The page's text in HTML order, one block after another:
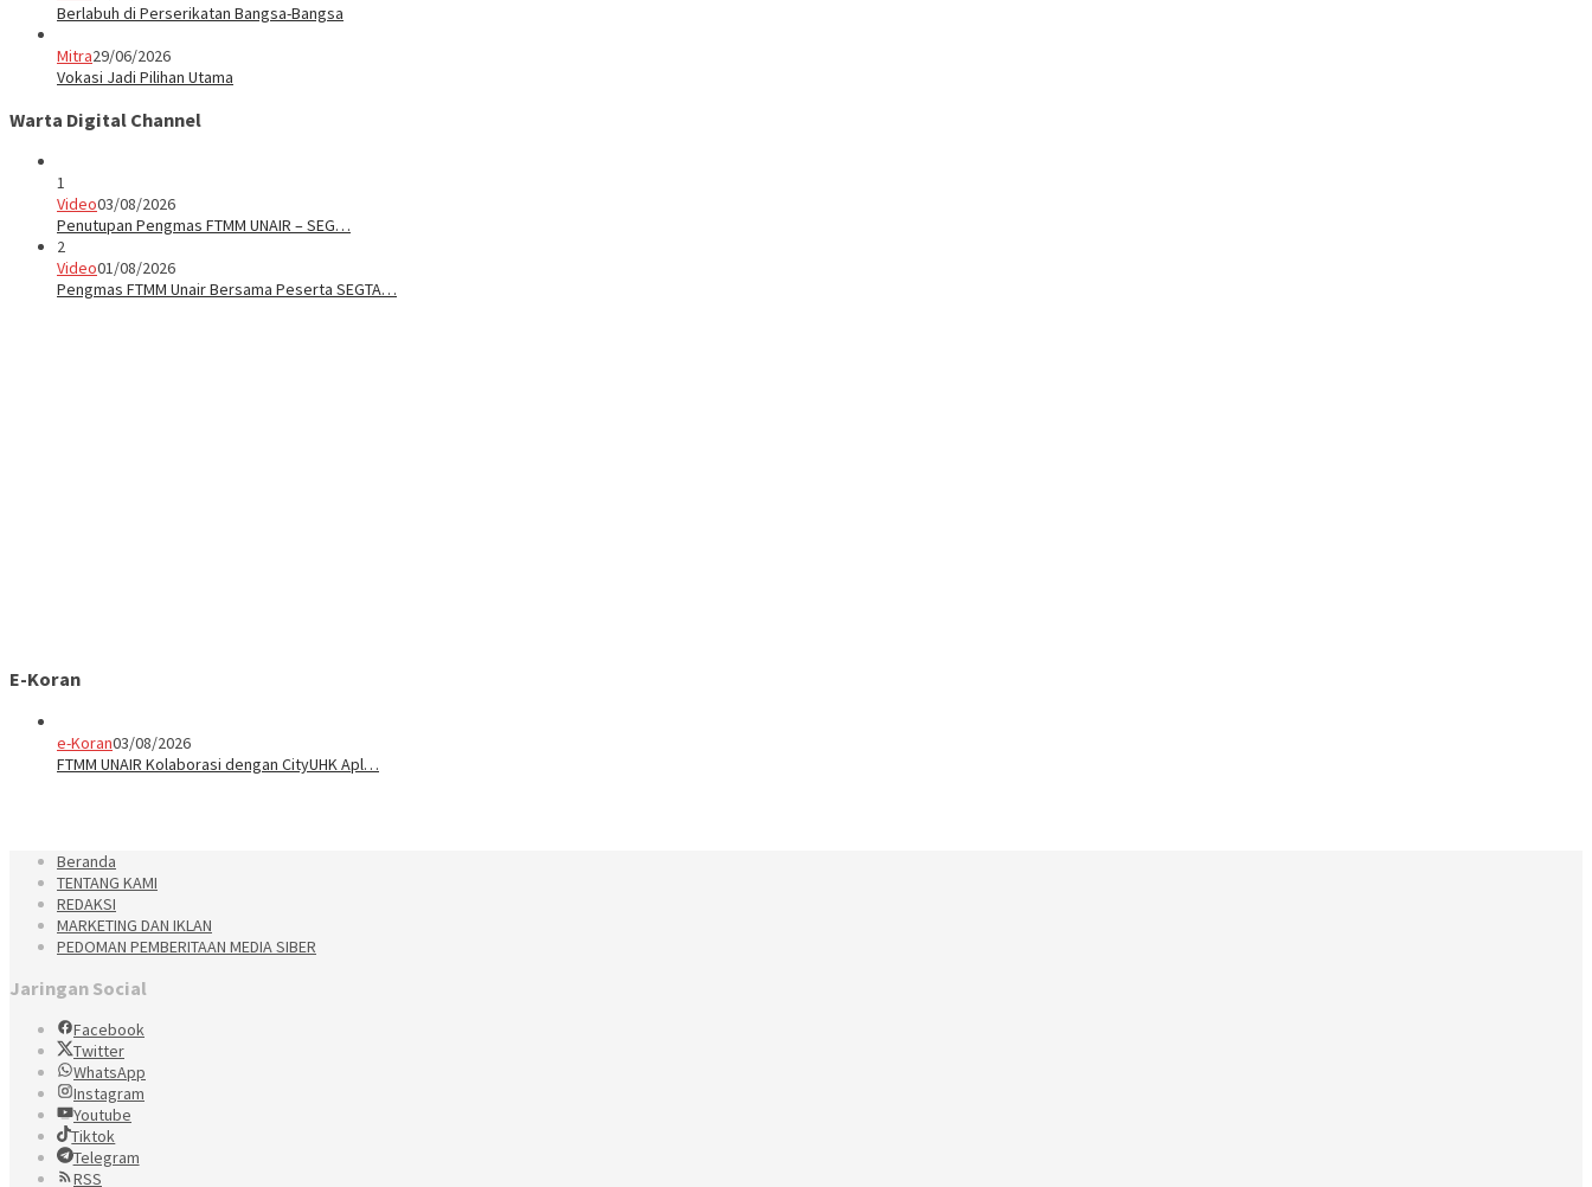
Berlabuh di Perserikatan Bangsa-Bangsa
Mitra29/06/2026
Vokasi Jadi Pilihan Utama
Warta Digital Channel
1
Video03/08/2026
Penutupan Pengmas FTMM UNAIR – SEG…
2
Video01/08/2026
Pengmas FTMM Unair Bersama Peserta SEGTA…
E-Koran
e-Koran03/08/2026
FTMM UNAIR Kolaborasi dengan CityUHK Apl…
Beranda
TENTANG KAMI
REDAKSI
MARKETING DAN IKLAN
PEDOMAN PEMBERITAAN MEDIA SIBER
Jaringan Social
Facebook
Twitter
WhatsApp
Instagram
Youtube
Tiktok
Telegram
RSS